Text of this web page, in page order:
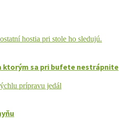
ktorým sa pri bufete nestrápnite